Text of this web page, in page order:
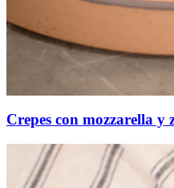
Crepes con mozzarella y